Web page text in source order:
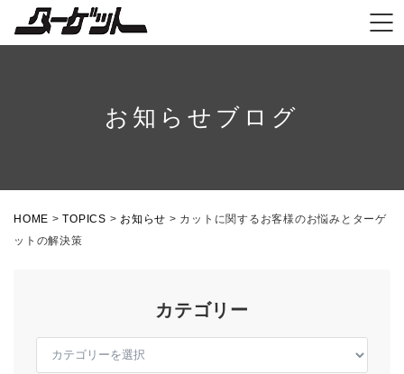
お知らせブログ
HOME >TOPICS > お知らせ > カットに関するお客様のお悩みとターゲ
ットの解決策
カテゴリー